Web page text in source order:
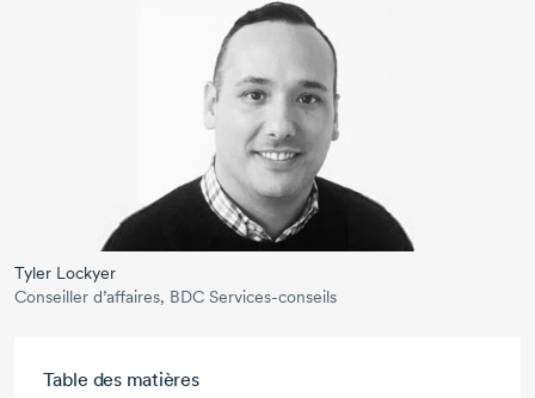
Tyler Lockyer
Conseiller d’affaires, BDC Services-conseils
Table des matières